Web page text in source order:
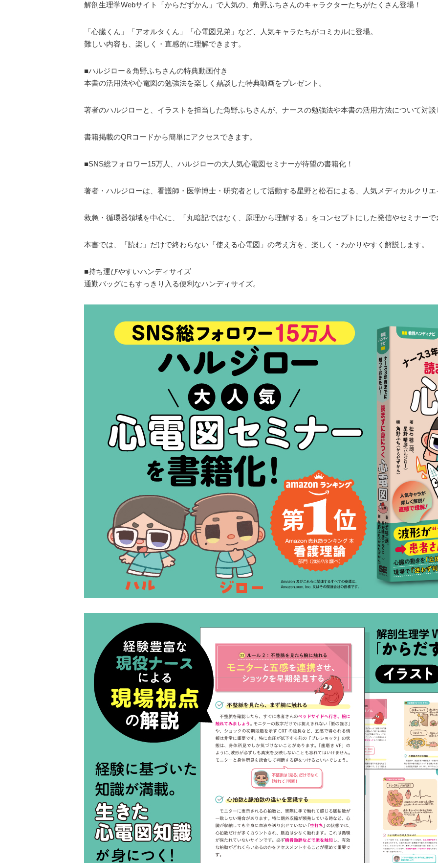
解剖生理学Webサイト「からだずかん」で人気の、角野ふちさんのキャラクターたちがたくさん登場！
「心臓くん」「アオルタくん」「心電図兄弟」など、人気キャラたちがコミカルに登場。
難しい内容も、楽しく・直感的に理解できます。
■ハルジロー＆角野ふちさんの特典動画付き
本書の活用法や心電図の勉強法を楽しく鼎談した特典動画をプレゼント。
著者のハルジローと、イラストを担当した角野ふちさんが、ナースの勉強法や本書の活用方法について対談
書籍掲載のQRコードから簡単にアクセスできます。
■SNS総フォロワー15万人、ハルジローの大人気心電図セミナーが待望の書籍化！
著者・ハルジローは、看護師・医学博士・研究者として活動する星野と松石による、人気メディカルクリエ
救急・循環器領域を中心に、「丸暗記ではなく、原理から理解する」をコンセプトにした発信やセミナーで
本書では、「読む」だけで終わらない「使える心電図」の考え方を、楽しく・わかりやすく解説します。
■持ち運びやすいハンディサイズ
通勤バッグにもすっきり入る便利なハンディサイズ。